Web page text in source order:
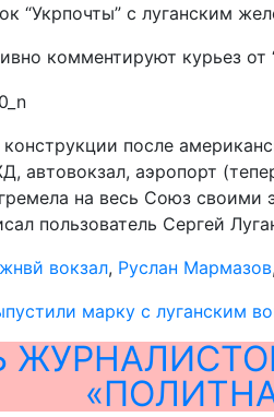
“Укрпочты” с луганским
комментируют курьез от
после
автовокзал, аэропорт
на весь Союз
пользователь Сергей
вокзал, Руслан Мармазов,
марку с луганским